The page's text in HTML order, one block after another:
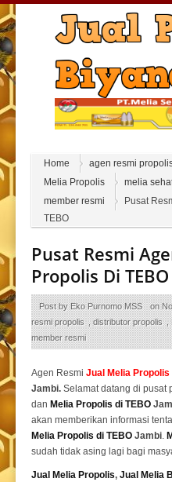
Home agen resmi
Melia Propolis
melia
member resmi
Pusat
TEBO
Pusat Resmi
Propolis Di TEBO
Post byEko Purnomo MSS on
resmi propolis ,distributor propolis ,
member resmi
Agen Resmi Jual Melia Propolis
Jambi. Selamat datang di pusat
dan Melia Propolis di TEBO
akan memberikan informasi
Melia Propolis di TEBO Jambi.
sudah tidak asing lagi bagi
Jual Melia Propolis, Jual Melia